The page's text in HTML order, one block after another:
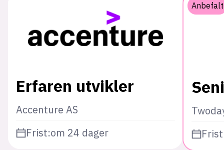
Erfaren utvikler
Accenture AS
Frist:om 24 dager
Anbefalt